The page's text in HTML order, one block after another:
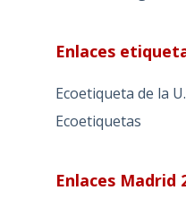
Enlaces
Ecoetiqueta de la
Ecoetiquetas
Enlaces Madrid